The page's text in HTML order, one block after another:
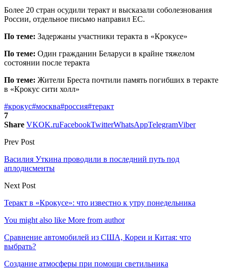
Более 20 стран осудили теракт и высказали соболезнования
России, отдельное письмо направил ЕС.
По теме: Задержаны участники теракта в «Крокусе»
По теме: Один гражданин Беларуси в крайне тяжелом
состоянии после теракта
По теме: Жители Бреста почтили память погибших в теракте
в «Крокус сити холл»
#крокус#москва#россия#теракт
7
Share VKOK.ruFacebookTwitterWhatsAppTelegramViber
Prev Post
Василия Уткина проводили в последний путь под
аплодисменты
Next Post
Теракт в «Крокусе»: что известно к утру понедельника
You might also like More from author
Сравнение автомобилей из США, Кореи и Китая: что
выбрать?
Создание атмосферы при помощи светильника